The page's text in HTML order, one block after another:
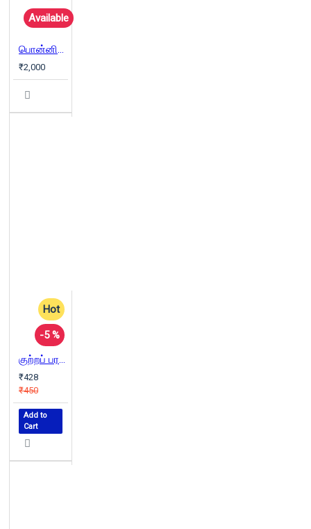
Available
பொன்னியின் செல்வன் - விகடன்
₹2,000
Hot
-5 %
குற்றப் பரம்பரை
₹428
₹450
Add to
Cart